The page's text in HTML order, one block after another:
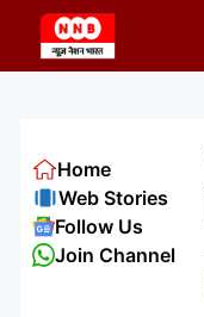
content
Home
Web Stories
Follow Us
Join Channel